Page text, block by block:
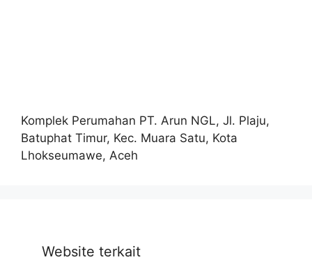
Komplek Perumahan PT. Arun NGL, Jl. Plaju,
Batuphat Timur, Kec. Muara Satu, Kota
Lhokseumawe, Aceh
Website terkait